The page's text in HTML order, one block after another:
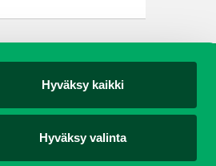
Hyväksy kaikki
Hyväksy valinta